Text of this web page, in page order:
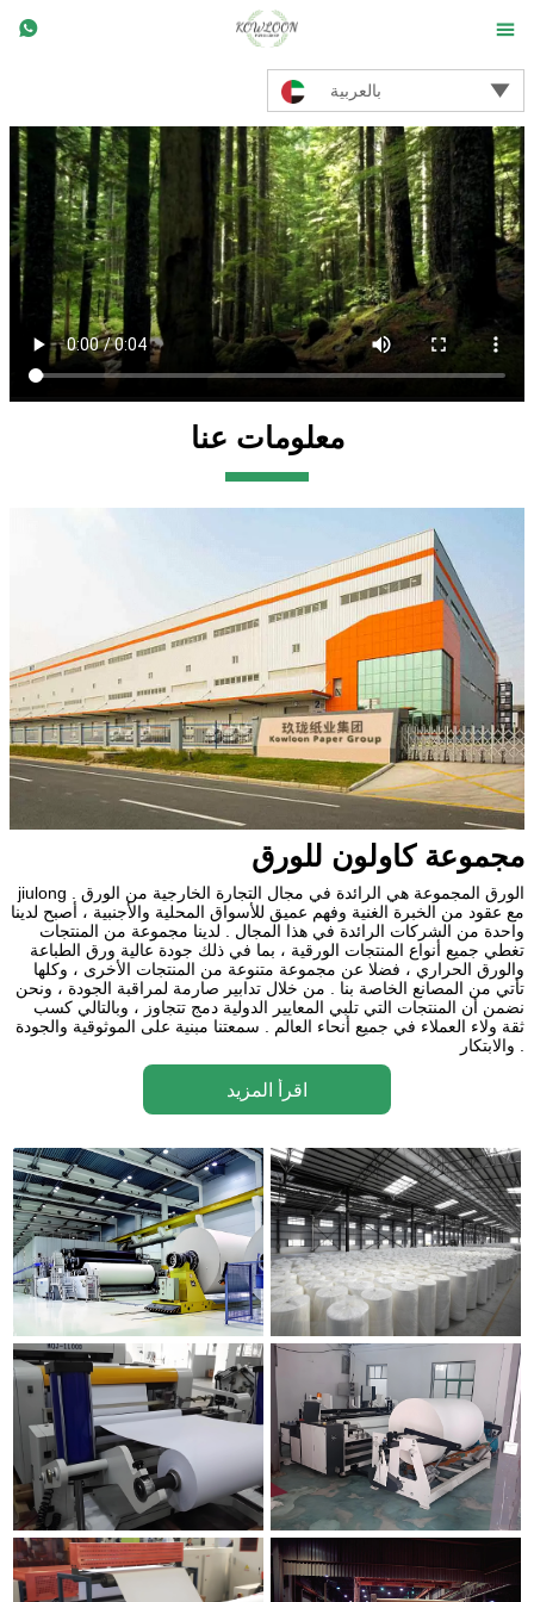
 
بالعربية 
معلومات عنا
مجموعة كاولون للورق
jiulong الورق المجموعة هي الرائدة في مجال التجارة الخارجية من الورق .
مع عقود من الخبرة الغنية وفهم عميق للأسواق المحلية والأجنبية ، أصبح لدينا
واحدة من الشركات الرائدة في هذا المجال . لدينا مجموعة من المنتجات
تغطي جميع أنواع المنتجات الورقية ، بما في ذلك جودة عالية ورق الطباعة
والورق الحراري ، فضلا عن مجموعة متنوعة من المنتجات الأخرى ، وكلها
تأتي من المصانع الخاصة بنا . من خلال تدابير صارمة لمراقبة الجودة ، ونحن
نضمن أن المنتجات التي تلبي المعايير الدولية دمج تتجاوز ، وبالتالي كسب
ثقة ولاء العملاء في جميع أنحاء العالم . سمعتنا مبنية على الموثوقية والجودة
والابتكار .
اقرأ المزيد